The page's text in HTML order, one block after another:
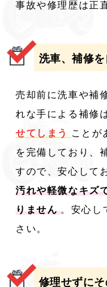
事故や修理歴は正
洗車、補修
売却前に洗車や補
れな手による補修
せてしまう
ことが
を完備しており、
すので、安心して
汚れや軽微なキズ
りません 。安心し
さい。
修理せずに